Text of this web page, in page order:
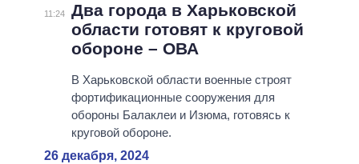
11:24
Два города в Харьковской
области готовят к круговой
обороне – ОВА
В Харьковской области военные строят
фортификационные сооружения для
обороны Балаклеи и Изюма, готовясь к
круговой обороне.
26 декабря, 2024